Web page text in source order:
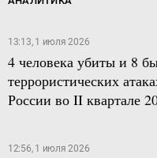
13:13, 1 июля 2026
4 человека убиты и 8
террористических
России во II квартале
12:56, 1 июля 2026